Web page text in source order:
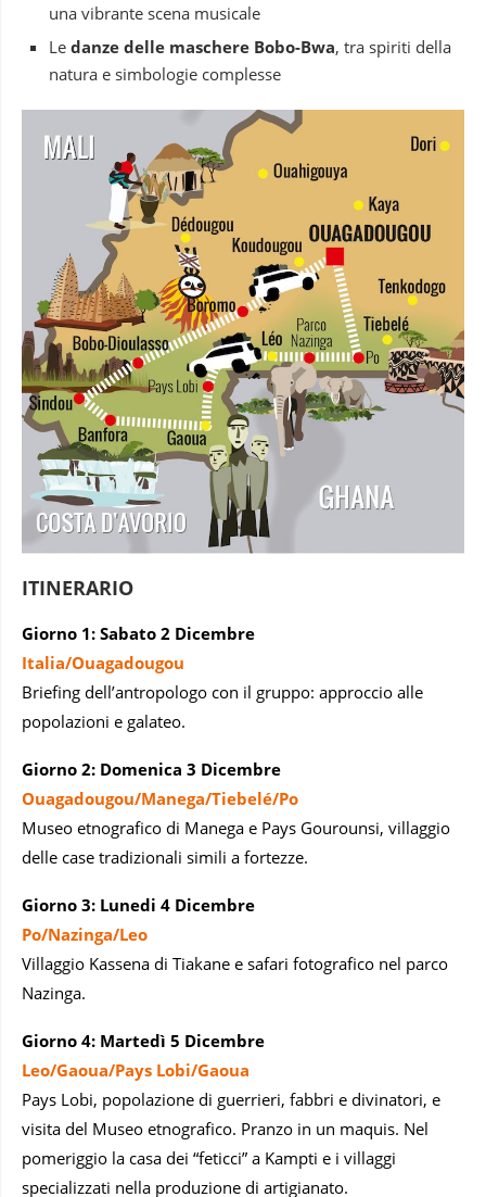
una vibrante scena musicale
Le danze delle maschere Bobo-Bwa, tra spiriti della
natura e simbologie complesse
ITINERARIO
Giorno 1: Sabato 2 Dicembre
Italia/Ouagadougou
Briefing dell’antropologo con il gruppo: approccio alle
popolazioni e galateo.
Giorno 2: Domenica 3 Dicembre
Ouagadougou/Manega/Tiebelé/Po
Museo etnografico di Manega e Pays Gourounsi, villaggio
delle case tradizionali simili a fortezze.
Giorno 3: Lunedi 4 Dicembre
Po/Nazinga/Leo
Villaggio Kassena di Tiakane e safari fotografico nel parco
Nazinga.
Giorno 4: Martedì 5 Dicembre
Leo/Gaoua/Pays Lobi/Gaoua
Pays Lobi, popolazione di guerrieri, fabbri e divinatori, e
visita del Museo etnografico. Pranzo in un maquis. Nel
pomeriggio la casa dei “feticci” a Kampti e i villaggi
specializzati nella produzione di artigianato.